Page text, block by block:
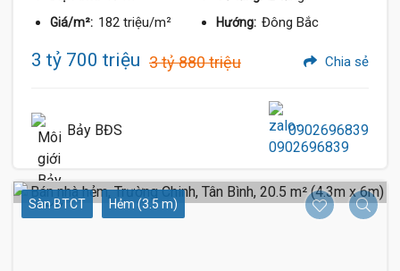
Giá/m²: 182 triệu/m² Hướng: Đông Bắc
3 tỷ 700 triệu 3 tỷ 880 triệu Chia sẻ
Bảy BĐS 0902696839
Sàn BTCT Hẻm (3.5 m)